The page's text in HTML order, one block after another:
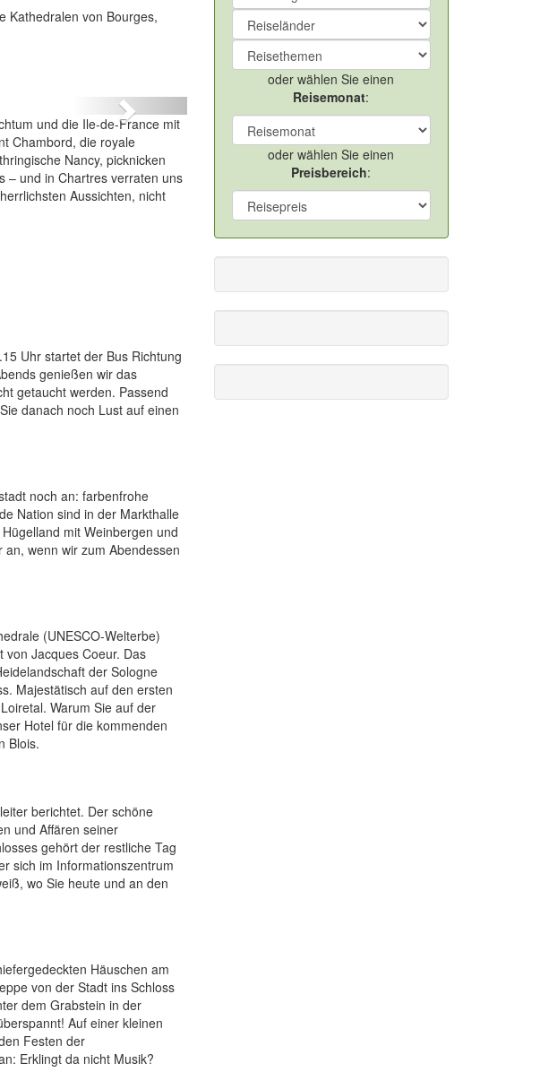
Kathedralen von Bourges,
Next
und die Ile-de-France mit
Chambord, die royale
Nancy, picknicken
– und in Chartres verraten uns
Aussichten, nicht
Uhr startet der Bus Richtung
genießen wir das
getaucht werden. Passend
danach noch Lust auf einen
noch an: farbenfrohe
Nation sind in der Markthalle
mit Weinbergen und
wenn wir zum Abendessen
(UNESCO-Welterbe)
Jacques Coeur. Das
der Sologne
Majestätisch auf den ersten
Warum Sie auf der
Hotel für die kommenden
Blois.
berichtet. Der schöne
und Affären seiner
gehört der restliche Tag
sich im Informationszentrum
wo Sie heute und an den
Häuschen am
von der Stadt ins Schloss
dem Grabstein in der
Auf einer kleinen
Festen der
Erklingt da nicht Musik?
oder wählen Sie einen
Reisemonat:
oder wählen Sie einen
Preisbereich: